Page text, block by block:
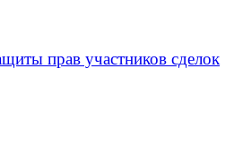
прав участников сделок